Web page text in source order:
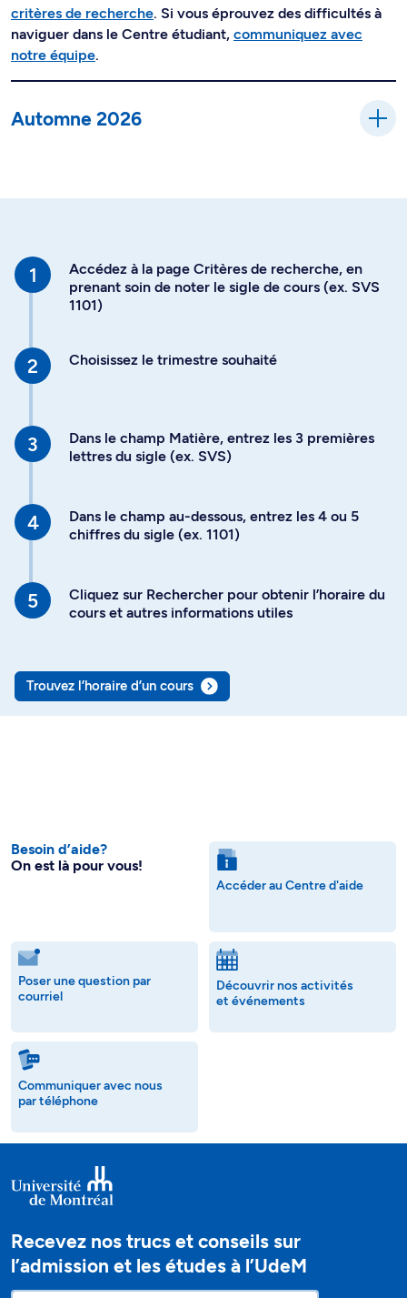
critères de recherche. Si vous éprouvez des difficultés à
naviguer dans le Centre étudiant, communiquez avec
notre équipe.
Automne 2026
Accédez à la page Critères de recherche, en
prenant soin de noter le sigle de cours (ex. SVS
1101)
Choisissez le trimestre souhaité
Dans le champ Matière, entrez les 3 premières
lettres du sigle (ex. SVS)
Dans le champ au-dessous, entrez les 4 ou 5
chiffres du sigle (ex. 1101)
Cliquez sur Rechercher pour obtenir l’horaire du
cours et autres informations utiles
Trouvez l’horaire d’un cours
Besoin d’aide?
On est là pour vous!
Accéder au Centre d'aide
Poser une question par
courriel
Découvrir nos activités
et événements
Communiquer avec nous
par téléphone
Recevez nos trucs et conseils sur
l’admission et les études à l’UdeM